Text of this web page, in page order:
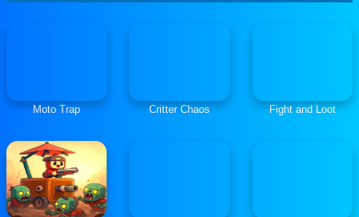
Moto Trap Critter Chaos Fight and Loot